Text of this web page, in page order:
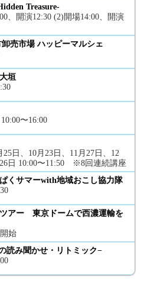
Treasure-
、開演12:30 (2)開場14:00、開演
売市場 ハッピーマルシェ
垣
〜16:00
日、10月23日、11月27日、12
26日 10:00〜11:50 ※8回連続講座
サマーwith地域おこし協力隊
アー 東京ドームで西濃運輸を
始
読み聞かせ・リトミック−